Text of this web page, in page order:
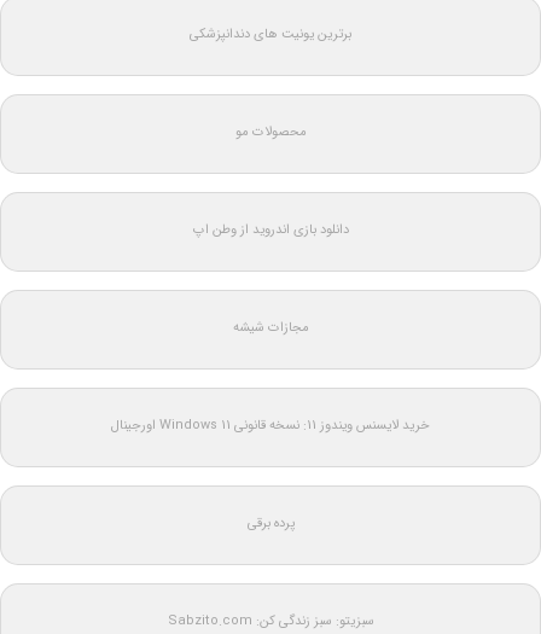
برترین یونیت های دندانپزشکی
محصولات مو
دانلود بازی اندروید از وطن اپ
مجازات شیشه
خرید لایسنس ویندوز 11: نسخه قانونی Windows 11 اورجینال
پرده برقی
سبزیتو: سبز زندگی کن: Sabzito.com